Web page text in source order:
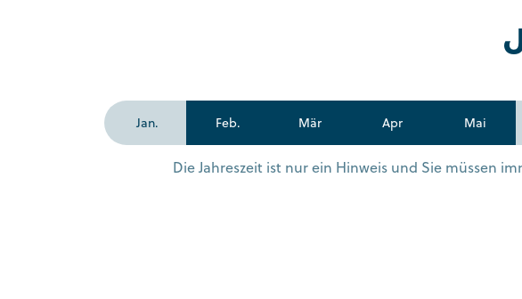
Jan. Feb. Mär Apr Mai
Die Jahreszeit ist nur ein Hinweis und Sie müssen